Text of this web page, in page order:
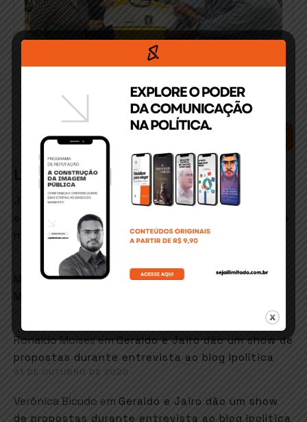
SEARCH
Latest Comments
José Matos conceicao emITABUNA: Secretário de
esportes e lazer quer retorno de hidroginástica e
natação em fevereiro
6 DE JANEIRO DE 2021
Marcos goesemFaustão sugere música de
Martinho da Vila em resposta ao MEC
Ronaldo MoisesemGeraldo e Jairo dão um show de
propostas durante entrevista ao blog Ipolítica
31 DE OUTUBRO DE 2020
Verônica Bicudo em Geraldo e Jairo dão um show
de propostas durante entrevista ao blog Ipolítica